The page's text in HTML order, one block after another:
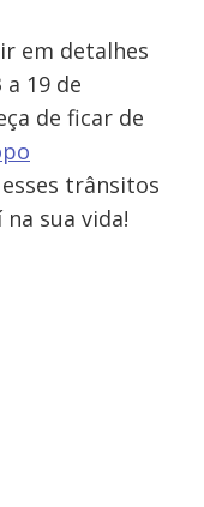
em detalhes
19 de
de ficar de
trânsitos
sua vida!